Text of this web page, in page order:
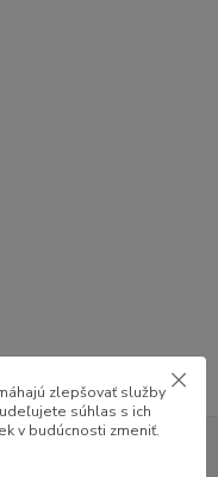
zlepšovať služby
súhlas s ich
v budúcnosti zmeniť.